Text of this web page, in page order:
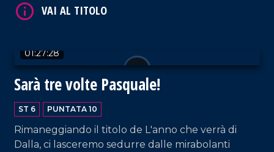
l'accoglienza riservatale da Trump ne rafforzano
buona pace di Gianni Morandi.
01:27:28
Sarà tre volte Pasquale!
ST 6 PUNTATA 10
Rimaneggiando il titolo de L'anno che verrà di
Dalla, ci lasceremo sedurre dalle mirabolanti
VAI AL TITOLO